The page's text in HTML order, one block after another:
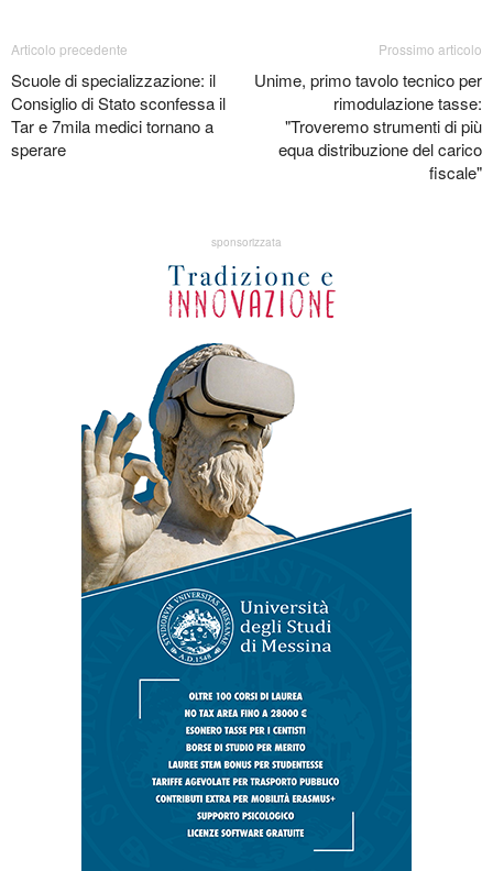
Articolo precedente
Scuole di specializzazione: il
Consiglio di Stato sconfessa il
Tar e 7mila medici tornano a
sperare
Prossimo articolo
Unime, primo tavolo tecnico per
rimodulazione tasse:
"Troveremo strumenti di più
equa distribuzione del carico
fiscale"
sponsorizzata